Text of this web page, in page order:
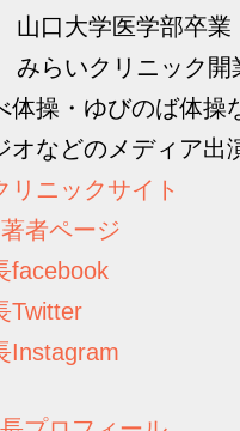
山口大学医学部卒
みらいクリニック
体操・ゆびのば体操
オなどのメディア出
リニックサイト
者ページ
facebook
Twitter
Instagram